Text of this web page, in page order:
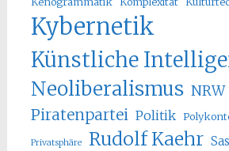
Kybernetik
Künstliche
Neoliberalismus NRW
Piratenpartei Politik
Privatsphäre Rudolf Kaehr